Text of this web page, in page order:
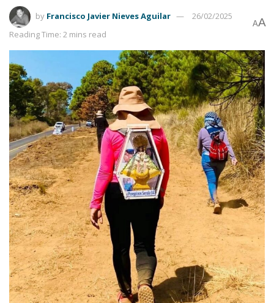
by Francisco Javier Nieves Aguilar
26/02/2025
Reading Time: 2 mins read
AA